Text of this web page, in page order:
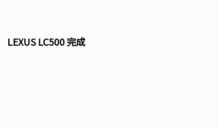
LEXUS LC500 完成